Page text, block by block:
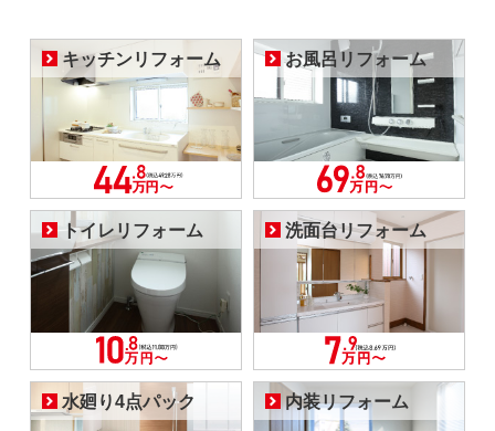
キッチンリフォーム お風呂リフォーム
トイレリフォーム 洗面台リフォーム
水廻り4点パック 内装リフォーム